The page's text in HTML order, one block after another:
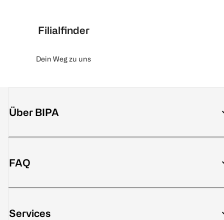
Filialfinder
Dein Weg zu uns
Über BIPA
FAQ
Services